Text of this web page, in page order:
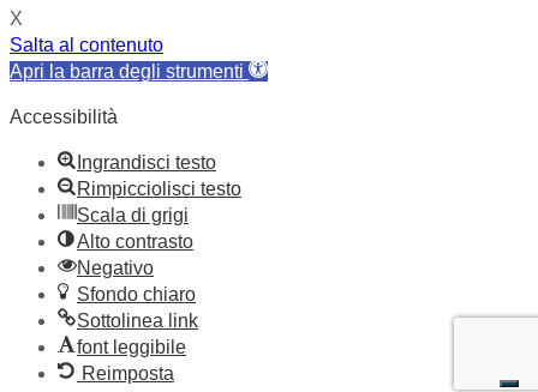
X
Salta al contenuto
Apri la barra degli strumenti
Accessibilità
Ingrandisci testo
Rimpicciolisci testo
Scala di grigi
Alto contrasto
Negativo
Sfondo chiaro
Sottolinea link
font leggibile
Reimposta